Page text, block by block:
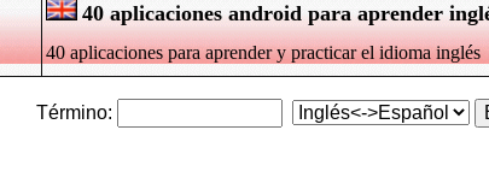
40 aplicaciones android para aprender
40 aplicaciones para aprender y practicar el idioma inglés
Término: